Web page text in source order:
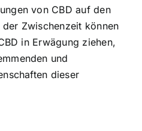
von CBD auf den
Zwischenzeit können
in Erwägung ziehen,
und
dieser